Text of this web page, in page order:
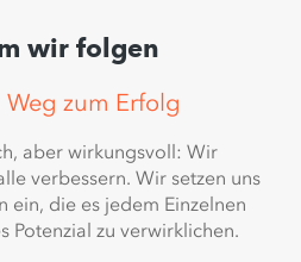
wir folgen
zum Erfolg
aber wirkungsvoll: Wir
verbessern. Wir setzen uns
ein, die es jedem Einzelnen
Potenzial zu verwirklichen.